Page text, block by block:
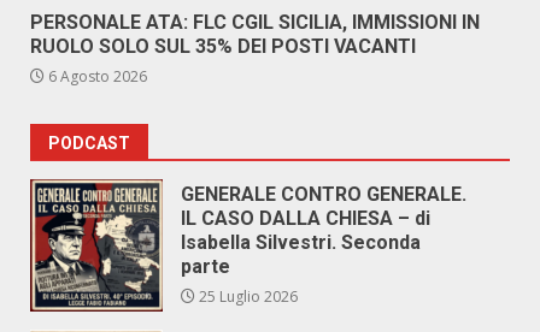
PERSONALE ATA: FLC CGIL SICILIA, IMMISSIONI IN
RUOLO SOLO SUL 35% DEI POSTI VACANTI
6 Agosto 2026
PODCAST
GENERALE CONTRO GENERALE.
IL CASO DALLA CHIESA – di
Isabella Silvestri. Seconda
parte
25 Luglio 2026